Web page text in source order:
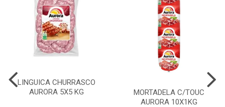
LINGUICA CHURRASCO
AURORA 5X5 KG
MORTADELA C/TOUC
AURORA 10X1KG